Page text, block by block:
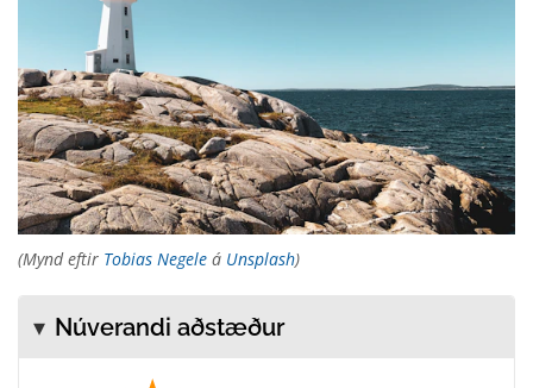
(Mynd eftir Tobias Negele á Unsplash)
Núverandi aðstæður